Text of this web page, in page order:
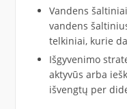
Vandens
vandens
telkiniai, kurie
Išgyvenimo
aktyvūs arba
išvengtų per